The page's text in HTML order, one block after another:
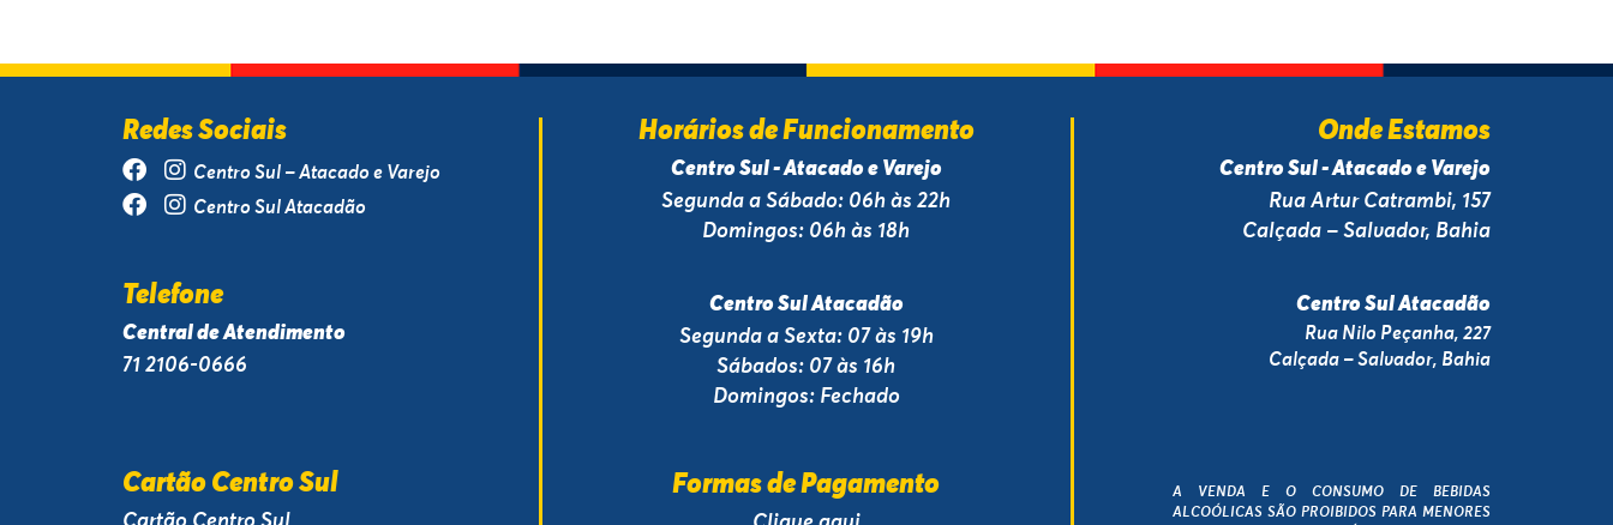
Redes Sociais
Centro Sul – Atacado e Varejo
Centro Sul Atacadão
Telefone
Central de Atendimento
71 2106-0666
Cartão Centro Sul
Horários de Funcionamento
Centro Sul - Atacado e Varejo
Segunda a Sábado: 06h às 22h
Domingos: 06h às 18h
Centro Sul Atacadão
Segunda a Sexta: 07 às 19h
Sábados: 07 às 16h
Domingos: Fechado
Formas de Pagamento
Onde Estamos
Centro Sul - Atacado e Varejo
Rua Artur Catrambi, 157
Calçada – Salvador, Bahia
Centro Sul Atacadão
Rua Nilo Peçanha, 227
Calçada – Salvador, Bahia
A VENDA E O CONSUMO DE BEBIDAS
ALCOÓLICAS SÃO PROIBIDOS PARA MENORES